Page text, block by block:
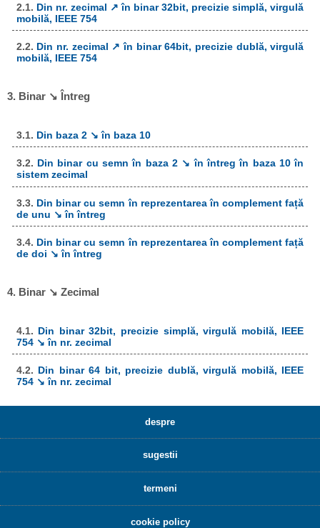
2.1. Din nr. zecimal ↗ în binar 32bit, precizie simplă, virgulă
mobilă, IEEE 754
2.2. Din nr. zecimal ↗ în binar 64bit, precizie dublă, virgulă
mobilă, IEEE 754
3. Binar ↘ Întreg
3.1. Din baza 2 ↘ în baza 10
3.2. Din binar cu semn în baza 2 ↘ în întreg în baza 10 în
sistem zecimal
3.3. Din binar cu semn în reprezentarea în complement față
de unu ↘ în întreg
3.4. Din binar cu semn în reprezentarea în complement față
de doi ↘ în întreg
4. Binar ↘ Zecimal
4.1. Din binar 32bit, precizie simplă, virgulă mobilă, IEEE
754 ↘ în nr. zecimal
4.2. Din binar 64 bit, precizie dublă, virgulă mobilă, IEEE
754 ↘ în nr. zecimal
despre
sugestii
termeni
cookie policy